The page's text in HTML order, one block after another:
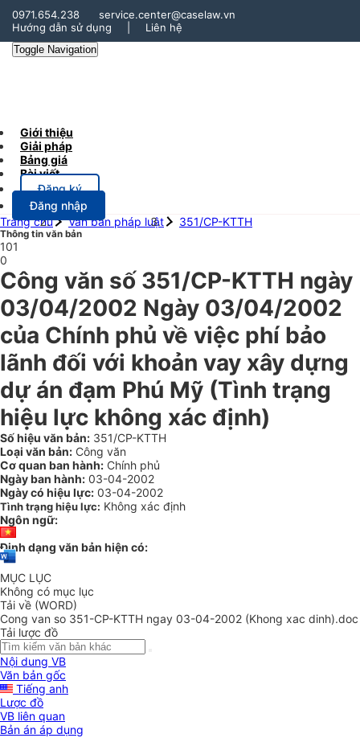
0971.654.238
service.center@caselaw.vn
Hướng dẫn sử dụng
Liên hệ
Toggle Navigation
Giới thiệu
Giải pháp
Bảng giá
Bài viết
Đăng ký
Đăng nhập
Trang chủ
Văn bản pháp luật 351/CP-KTTH
Thông tin văn bản
101
0
Công văn số 351/CP-KTTH ngày
03/04/2002 Ngày 03/04/2002
của Chính phủ về việc phí bảo
lãnh đối với khoản vay xây dựng
dự án đạm Phú Mỹ (Tình trạng
hiệu lực không xác định)
Số hiệu văn bản: 351/CP-KTTH
Loại văn bản: Công văn
Cơ quan ban hành: Chính phủ
Ngày ban hành: 03-04-2002
Ngày có hiệu lực: 03-04-2002
Tình trạng hiệu lực: Không xác định
Ngôn ngữ:
Định dạng văn bản hiện có:
MỤC LỤC
Không có mục lục
Tải về (WORD)
Cong van so 351-CP-KTTH ngay 03-04-2002 (Khong xac dinh).doc
Tải lược đồ
Nội dung VB
Văn bản gốc
Tiếng anh
Lược đồ
VB liên quan
Bản án áp dụng